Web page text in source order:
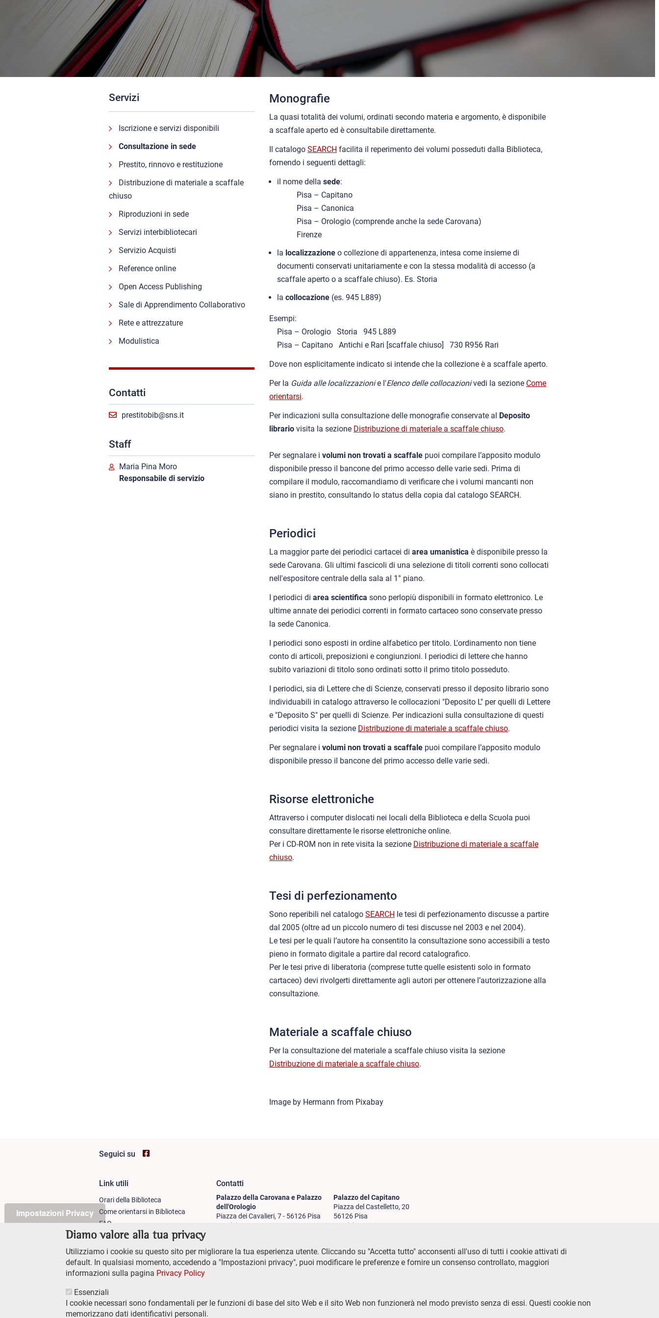
Impostazioni Privacy
Diamo valore alla tua privacy
Utilizziamo i cookie su questo sito per migliorare la tua esperienza utente. Cliccando su "Accetta tutto" acconsenti all'uso di tutti i cookie attivati di
default. In qualsiasi momento, accedendo a "Impostazioni privacy", puoi modificare le preferenze e fornire un consenso controllato, maggiori
informazioni sulla pagina Privacy Policy
Essenziali
I cookie necessari sono fondamentali per le funzioni di base del sito Web e il sito Web non funzionerà nel modo previsto senza di essi. Questi cookie non
memorizzano dati identificativi personali.
Servizi
Iscrizione e servizi disponibili
Consultazione in sede
Prestito, rinnovo e restituzione
Distribuzione di materiale a scaffale
chiuso
Riproduzioni in sede
Servizi interbibliotecari
Servizio Acquisti
Reference online
Open Access Publishing
Sale di Apprendimento Collaborativo
Rete e attrezzature
Modulistica
Contatti
prestitobib@sns.it
Staff
Maria Pina Moro
Responsabile di servizio
Monografie
La quasi totalità dei volumi, ordinati secondo materia e argomento, è disponibile
a scaffale aperto ed è consultabile direttamente.
Il catalogo SEARCH facilita il reperimento dei volumi posseduti dalla Biblioteca,
fornendo i seguenti dettagli:
il nome della sede:
Pisa – Capitano
Pisa – Canonica
Pisa – Orologio (comprende anche la sede Carovana)
Firenze
la localizzazione o collezione di appartenenza, intesa come insieme di
documenti conservati unitariamente e con la stessa modalità di accesso (a
scaffale aperto o a scaffale chiuso). Es. Storia
la collocazione (es. 945 L889)
Esempi:
Pisa – Orologio Storia 945 L889
Pisa – Capitano Antichi e Rari [scaffale chiuso] 730 R956 Rari
Dove non esplicitamente indicato si intende che la collezione è a scaffale aperto.
Per la Guida alle localizzazionie l'Elenco delle collocazionivedi la sezione Come
orientarsi.
Per indicazioni sulla consultazione delle monografie conservate al Deposito
librario visita la sezione Distribuzione di materiale a scaffale chiuso.
Per segnalare i volumi non trovati a scaffale puoi compilare l’apposito modulo
disponibile presso il bancone del primo accesso delle varie sedi. Prima di
compilare il modulo, raccomandiamo di verificare che i volumi mancanti non
siano in prestito, consultando lo status della copia dal catalogo SEARCH.
Periodici
La maggior parte dei periodici cartacei di area umanistica è disponibile presso la
sede Carovana. Gli ultimi fascicoli di una selezione di titoli correnti sono collocati
nell'espositore centrale della sala al 1° piano.
I periodici di area scientifica sono perlopiù disponibili in formato elettronico. Le
ultime annate dei periodici correnti in formato cartaceo sono conservate presso
la sede Canonica.
I periodici sono esposti in ordine alfabetico per titolo. L'ordinamento non tiene
conto di articoli, preposizioni e congiunzioni. I periodici di lettere che hanno
subito variazioni di titolo sono ordinati sotto il primo titolo posseduto.
I periodici, sia di Lettere che di Scienze, conservati presso il deposito librario sono
individuabili in catalogo attraverso le collocazioni "Deposito L" per quelli di Lettere
e "Deposito S" per quelli di Scienze. Per indicazioni sulla consultazione di questi
periodici visita la sezione Distribuzione di materiale a scaffale chiuso.
Per segnalare i volumi non trovati a scaffale puoi compilare l’apposito modulo
disponibile presso il bancone del primo accesso delle varie sedi.
Risorse elettroniche
Attraverso i computer dislocati nei locali della Biblioteca e della Scuola puoi
consultare direttamente le risorse elettroniche online.
Per i CD-ROM non in rete visita la sezione Distribuzione di materiale a scaffale
chiuso.
Tesi di perfezionamento
Sono reperibili nel catalogo SEARCH le tesi di perfezionamento discusse a partire
dal 2005 (oltre ad un piccolo numero di tesi discusse nel 2003 e nel 2004).
Le tesi per le quali l’autore ha consentito la consultazione sono accessibili a testo
pieno in formato digitale a partire dal record catalografico.
Per le tesi prive di liberatoria (comprese tutte quelle esistenti solo in formato
cartaceo) devi rivolgerti direttamente agli autori per ottenere l’autorizzazione alla
consultazione.
Materiale a scaffale chiuso
Per la consultazione del materiale a scaffale chiuso visita la sezione
Distribuzione di materiale a scaffale chiuso.
Image by Hermann from Pixabay
Seguici su
Footer
column
1
Link utili
Orari della Biblioteca
Come orientarsi in Biblioteca
FAQ
Documentazione per lo staff
Modulistica
Accesso remoto sicuro
WIFI
Contatti
Palazzo della Carovana e Palazzo
dell'Orologio
Piazza dei Cavalieri, 7 - 56126 Pisa
+39 (0)50 509020
Piazza dei Cavalieri, 8 - 56126 Pisa
+39 (0)50 508101
Palazzo del Capitano
Piazza del Castelletto, 20
56126 Pisa
+39 (0)50 509700
Via di san Niccolò, 93
50125 Firenze